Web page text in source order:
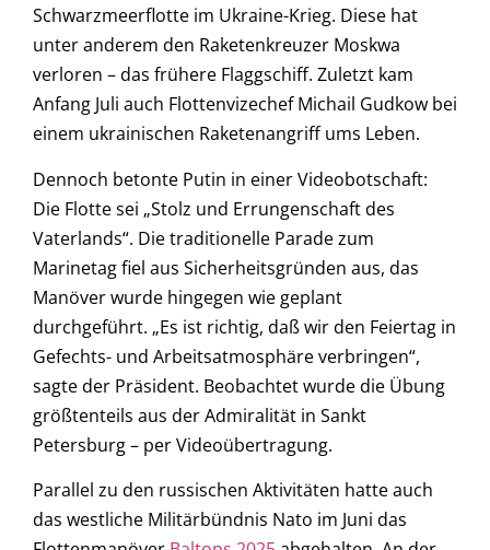
Schwarzmeerflotte im Ukraine-Krieg. Diese hat
unter anderem den Raketenkreuzer Moskwa
verloren – das frühere Flaggschiff. Zuletzt kam
Anfang Juli auch Flottenvizechef Michail Gudkow bei
einem ukrainischen Raketenangriff ums Leben.
Dennoch betonte Putin in einer Videobotschaft:
Die Flotte sei „Stolz und Errungenschaft des
Vaterlands“. Die traditionelle Parade zum
Marinetag fiel aus Sicherheitsgründen aus, das
Manöver wurde hingegen wie geplant
durchgeführt. „Es ist richtig, daß wir den Feiertag in
Gefechts- und Arbeitsatmosphäre verbringen“,
sagte der Präsident. Beobachtet wurde die Übung
größtenteils aus der Admiralität in Sankt
Petersburg – per Videoübertragung.
Parallel zu den russischen Aktivitäten hatte auch
das westliche Militärbündnis Nato im Juni das